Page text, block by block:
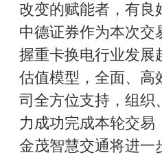
改变的赋能者，有良
中德证券作为本次交
握重卡换电行业发展
估值模型，全面、高
司全方位支持，组织
力成功完成本轮交
金茂智慧交通将进一